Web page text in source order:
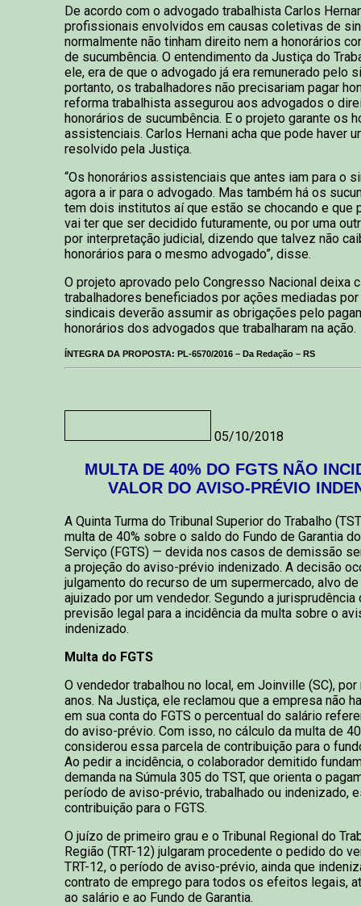
De acordo com o advogado trabalhista Carlos
profissionais envolvidos em causas coletivas de
normalmente não tinham direito nem a honorários
de sucumbência. O entendimento da Justiça do
ele, era de que o advogado já era remunerado pelo
portanto, os trabalhadores não precisariam pagar
reforma trabalhista assegurou aos advogados o
honorários de sucumbência. E o projeto garante os
assistenciais. Carlos Hernani acha que pode haver
resolvido pela Justiça.
“Os honorários assistenciais que antes iam para o
agora a ir para o advogado. Mas também há os
tem dois institutos aí que estão se chocando e que
vai ter que ser decidido futuramente, ou por uma
por interpretação judicial, dizendo que talvez não
honorários para o mesmo advogado”, disse.
O projeto aprovado pelo Congresso Nacional deixa
trabalhadores beneficiados por ações mediadas
sindicais deverão assumir as obrigações pelo
honorários dos advogados que trabalharam na ação.
ÍNTEGRA DA PROPOSTA: PL-6570/2016 – Da Redação – RS
05/10/2018
MULTA DE 40% DO FGTS NÃO
VALOR DO AVISO-PRÉVIO
A Quinta Turma do Tribunal Superior do Trabalho
multa de 40% sobre o saldo do Fundo de Garantia
Serviço (FGTS) — devida nos casos de demissão
a projeção do aviso-prévio indenizado. A decisão
julgamento do recurso de um supermercado, alvo
ajuizado por um vendedor. Segundo a jurisprudência
previsão legal para a incidência da multa sobre o
indenizado.
Multa do FGTS
O vendedor trabalhou no local, em Joinville (SC),
anos. Na Justiça, ele reclamou que a empresa não
em sua conta do FGTS o percentual do salário
do aviso-prévio. Com isso, no cálculo da multa de
considerou essa parcela de contribuição para o
Ao pedir a incidência, o colaborador demitido
demanda na Súmula 305 do TST, que orienta o
período de aviso-prévio, trabalhado ou indenizado,
contribuição para o FGTS.
O juízo de primeiro grau e o Tribunal Regional do
Região (TRT-12) julgaram procedente o pedido do
TRT-12, o período de aviso-prévio, ainda que
contrato de emprego para todos os efeitos legais,
ao salário e ao Fundo de Garantia.